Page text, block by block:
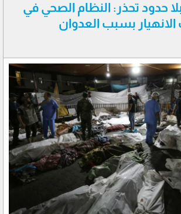
حدود تحذر: النظام الصحي في
بسبب العدوان